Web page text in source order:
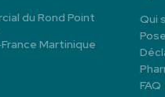
du Rond Point
Martinique
Qui
FAQ